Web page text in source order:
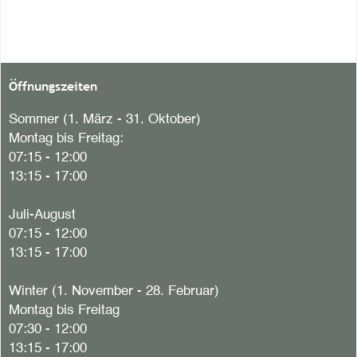
Öffnungszeiten
Sommer (1. März - 31. Oktober)
Montag bis Freitag:
07:15 - 12:00
13:15 - 17:00
Juli-August
07:15 - 12:00
13:15 - 17:00
Winter (1. November - 28. Februar)
Montag bis Freitag
07:30 - 12:00
13:15 - 17:00